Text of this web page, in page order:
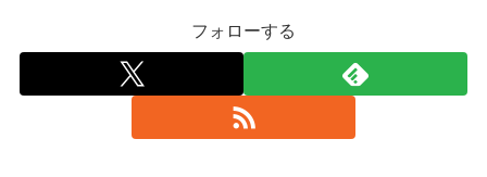
フォローする